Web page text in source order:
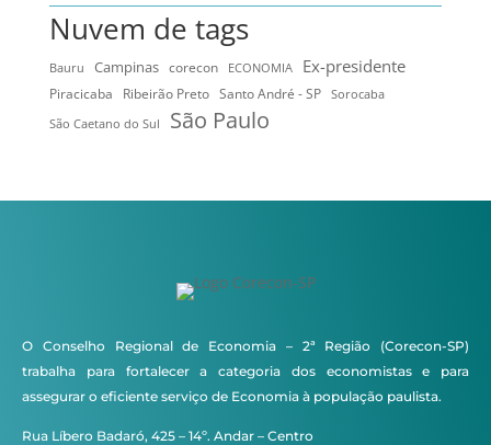
Nuvem de tags
Bauru Campinas corecon ECONOMIA Ex-presidente
Piracicaba Ribeirão Preto Santo André - SP
Sorocaba
São Caetano do Sul
São Paulo
O Conselho Regional de Economia – 2ª Região (Corecon-SP)
trabalha para fortalecer a categoria dos economistas e para
assegurar o eficiente serviço de Economia à população paulista.
Rua Líbero Badaró, 425 – 14º. Andar – Centro